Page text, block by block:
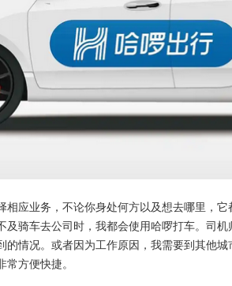
相应业务，不论你身处何方以及想去哪里，
及骑车去公司时，我都会使用哈啰打车。司
的情况。或者因为工作原因，我需要到其他
方便快捷。